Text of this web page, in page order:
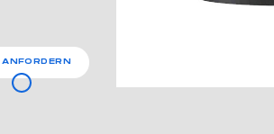
ANFORDERN